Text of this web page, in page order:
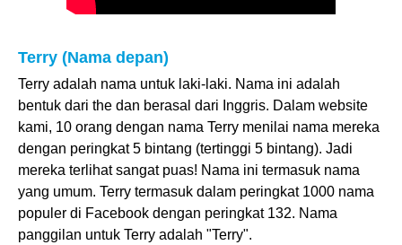
Terry (Nama depan)
Terry adalah nama untuk laki-laki. Nama ini adalah
bentuk dari the dan berasal dari Inggris. Dalam website
kami, 10 orang dengan nama Terry menilai nama mereka
dengan peringkat 5 bintang (tertinggi 5 bintang). Jadi
mereka terlihat sangat puas! Nama ini termasuk nama
yang umum. Terry termasuk dalam peringkat 1000 nama
populer di Facebook dengan peringkat 132. Nama
panggilan untuk Terry adalah "Terry".